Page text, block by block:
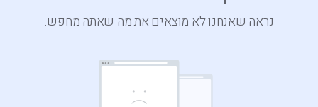
נראה שאנחנו לא מוצאים את מה שאתה מחפש.